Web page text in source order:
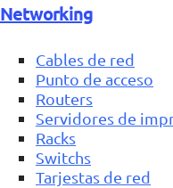
Networking
Cables de red
Punto de acceso
Routers
Servidores de
Racks
Switchs
Tarjestas de red